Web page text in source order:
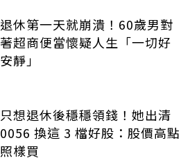
退休第一天就崩潰！60歲男對
著超商便當懷疑人生「一切好
安靜」
只想退休後穩穩領錢！她出清
0056 換這 3 檔好股：股價高點
照樣買